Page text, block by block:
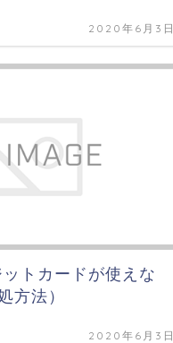
2020年6月3日
トカードが使えな
方法）
2020年6月3日